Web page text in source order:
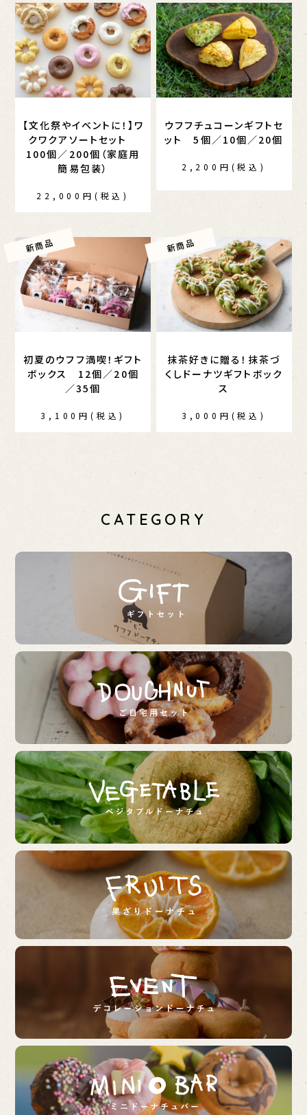
【文化祭やイベントに！】ワ
クワクアソートセット
100個／200個（家庭用
簡易包装）
22,000円(税込)
ウフフチュコーンギフトセ
ット 5個／10個／20個
2,200円(税込)
初夏のウフフ満喫！ギフト
ボックス 12個／20個
／35個
3,100円(税込)
抹茶好きに贈る！抹茶づ
くしドーナツギフトボック
ス
3,000円(税込)
CATEGORY